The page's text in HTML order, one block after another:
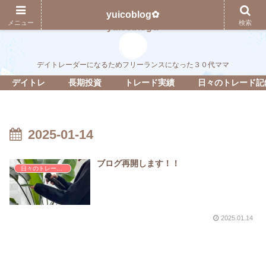
デイトレーダーになるためフリーランスになった３０代ママ
デイトレ 長期投資 トレード実績 日々のトレード
2025-01-14
日々のトレード記録
ブログ再開します！！
2025.01.14
メニュー
yuicoblog✿
検索